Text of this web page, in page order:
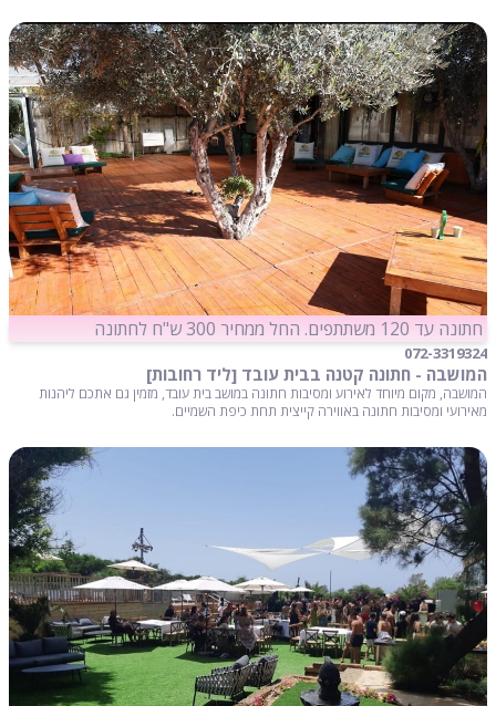
חתונה עד 120 משתתפים. החל ממחיר 300 ש"ח לחתונה
072-3319324
המושבה - חתונה קטנה בבית עובד [ליד רחובות]
המושבה, מקום מיוחד לאירוע ומסיבות חתונה במושב בית עובד, מזמין גם אתכם ליהנות
מאירועי ומסיבות חתונה באווירה קייצית תחת כיפת השמיים.